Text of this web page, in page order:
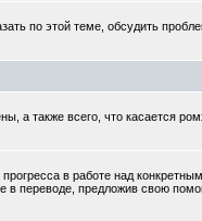
по этой теме, обсудить
а также всего, что касается
в работе над
в переводе, предложив свою